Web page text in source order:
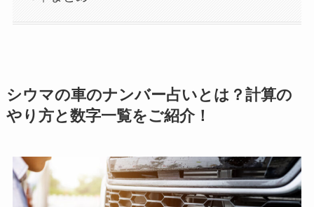
シウマの車のナンバー占いとは？計算の
やり方と数字一覧をご紹介！